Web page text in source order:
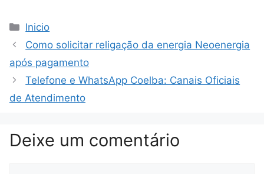
Categorias
Inicio
Como solicitar religação da energia Neoenergia
após pagamento
Telefone e WhatsApp Coelba: Canais Oficiais
de Atendimento
Deixe um comentário